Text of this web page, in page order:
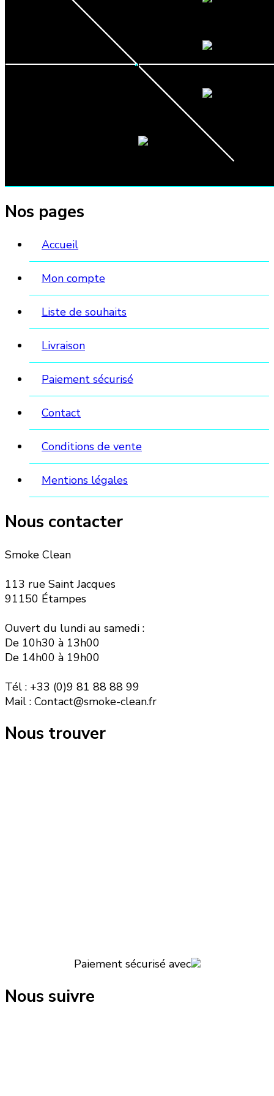
initial
était :
59,90 €.
Nos pages
Accueil
Mon compte
Liste de souhaits
Livraison
Paiement sécurisé
Contact
Conditions de vente
Mentions légales
Nous contacter
Smoke Clean
113 rue Saint Jacques
91150 Étampes
Ouvert du lundi au samedi :
De 10h30 à 13h00
De 14h00 à 19h00
Tél : +33 (0)9 81 88 88 99
Mail : Contact@smoke-clean.fr
Nous trouver
Paiement sécurisé avec
Nous suivre